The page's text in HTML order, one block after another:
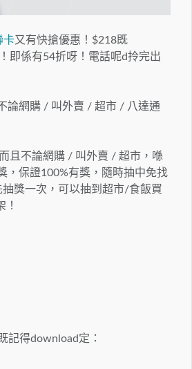
卡又有快搶優惠！$218既
即係有54折呀！電話呢d拎完出
論網購 / 叫外賣 / 超市 / 八達通
且不論網購 / 叫外賣 / 超市，喺
，保證100%有獎，隨時抽中免找
獎一次，可以抽到超市/食飯買
記得download定：